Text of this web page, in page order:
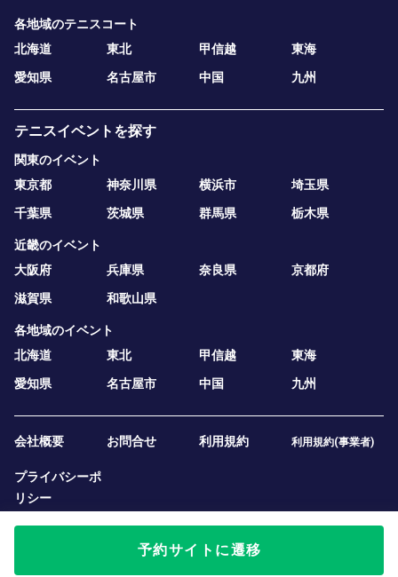
予約サイトに遷移
各地域のテニスコート
北海道
東北 甲信越
東海
愛知県
名古屋市 中国 九州
テニスイベントを探す
関東のイベント
東京都
神奈川県 横浜市
埼玉県
千葉県
茨城県 群馬県 栃木県
近畿のイベント
大阪府
兵庫県 奈良県
京都府
滋賀県
和歌山県
各地域のイベント
北海道
東北 甲信越
東海
愛知県
名古屋市 中国 九州
会社概要 お問合せ 利用規約 利用規約(事業者)
プライバシーポ
リシー